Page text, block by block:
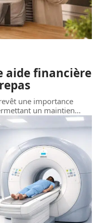
aide financière
une importance
un maintien…